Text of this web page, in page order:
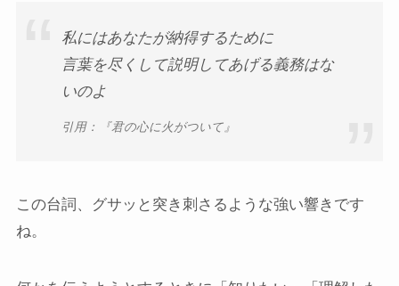
私にはあなたが納得するために
言葉を尽くして説明してあげる義務はな
いのよ
引用：『君の心に火がついて』
この台詞、グサッと突き刺さるような強い響きです
ね。